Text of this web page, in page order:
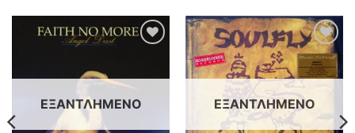
επιθυμιών
ΕΞΑΝΤΛΗΜΈΝΟ
Προσθήκη
στη λίστα
επιθυμιών
ΕΞΑΝΤΛΗΜΈΝΟ